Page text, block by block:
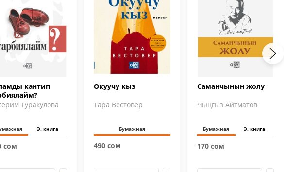
кантип
Туракулова
Э. книга
сом
Окуучу кыз
Тара Вестовер
Бумажная
490 сом
Саманчынын жолу
Чыңгыз Айтматов
Бумажная Э. книга
170 сом